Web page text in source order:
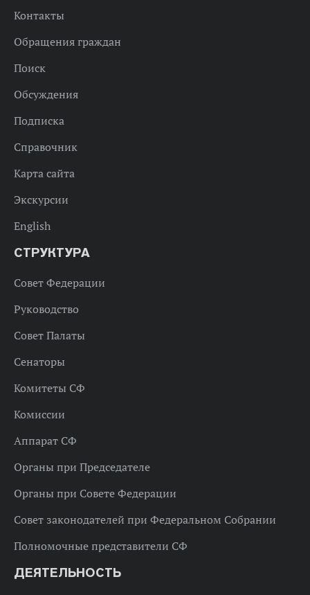
Контакты
Обращения граждан
Поиск
Обсуждения
Подписка
Справочник
Карта сайта
Экскурсии
English
СТРУКТУРА
Совет Федерации
Руководство
Совет Палаты
Сенаторы
Комитеты СФ
Комиссии
Аппарат СФ
Органы при Председателе
Органы при Совете Федерации
Совет законодателей при Федеральном Собрании
Полномочные представители СФ
ДЕЯТЕЛЬНОСТЬ